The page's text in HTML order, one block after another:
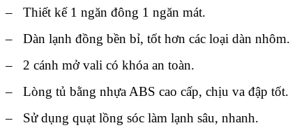
– Thiết kế 1 ngăn đông 1 ngăn mát.
– Dàn lạnh đồng bền bỉ, tốt hơn các loại dàn nhôm.
– 2 cánh mở vali có khóa an toàn.
– Lòng tủ bằng nhựa ABS cao cấp, chịu va đập tốt.
– Sử dụng quạt lồng sóc làm lạnh sâu, nhanh.